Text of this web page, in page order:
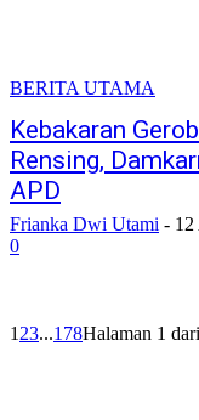
BERITA UTAMA
Kebakaran
Rensing,
APD
Frianka Dwi Utami -
0
1 23...178Halaman 1